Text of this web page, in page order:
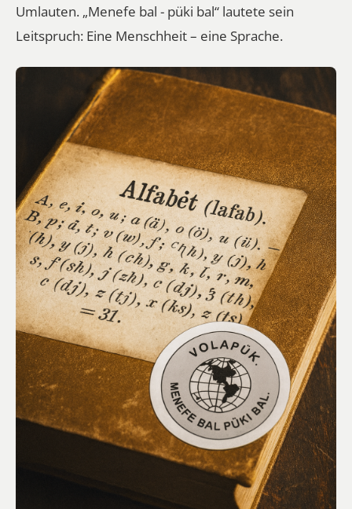
Umlauten. „Menefe bal - püki bal“ lautete sein
Leitspruch: Eine Menschheit – eine Sprache.